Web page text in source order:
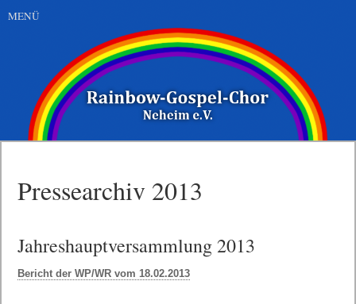
MENÜ
Pressearchiv 2013
Jahreshauptversammlung 2013
Bericht der WP/WR vom 18.02.2013